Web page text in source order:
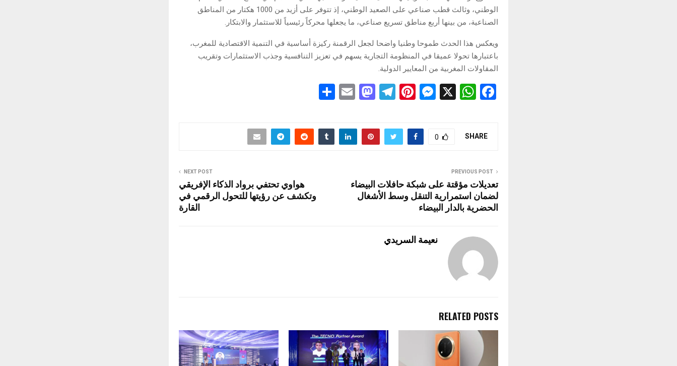
الوطني، وثالث قطب صناعي على الصعيد الوطني، إذ تتوفر على أزيد من 1000 هكتار من المناطق
الصناعية، من بينها أربع مناطق تسريع صناعي، ما يجعلها محركاً رئيسياً للاستثمار والابتكار.
ويعكس هذا الحدث طموحا وطنيا واضحا لجعل الرقمنة ركيزة أساسية في التنمية الاقتصادية للمغرب،
باعتبارها تحولا عميقا في المنظومة التجارية يسهم في تعزيز التنافسية وجذب الاستثمارات وتقريب
المقاولات المغربية من المعايير الدولية.
F
b
o
k
W
p
p
X
M
se
n
Pi
er
es
T
e
gr
M
st
o
n
E
ail
ar
e
SHARE
0
PREVIOUS POST
تعديلات مؤقتة على شبكة حافلات البيضاء
لضمان استمرارية التنقل وسط الأشغال
الحضرية بالدار البيضاء
NEXT POST
هواوي تحتفي برواد الذكاء الإفريقي
وتكشف عن رؤيتها للتحول الرقمي في
القارة
نعيمة السريدي
RELATED POSTS